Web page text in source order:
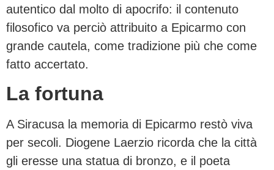
autentico dal molto di apocrifo: il contenuto
filosofico va perciò attribuito a Epicarmo con
grande cautela, come tradizione più che come
fatto accertato.
La fortuna
A Siracusa la memoria di Epicarmo restò viva
per secoli. Diogene Laerzio ricorda che la città
gli eresse una statua di bronzo, e il poeta